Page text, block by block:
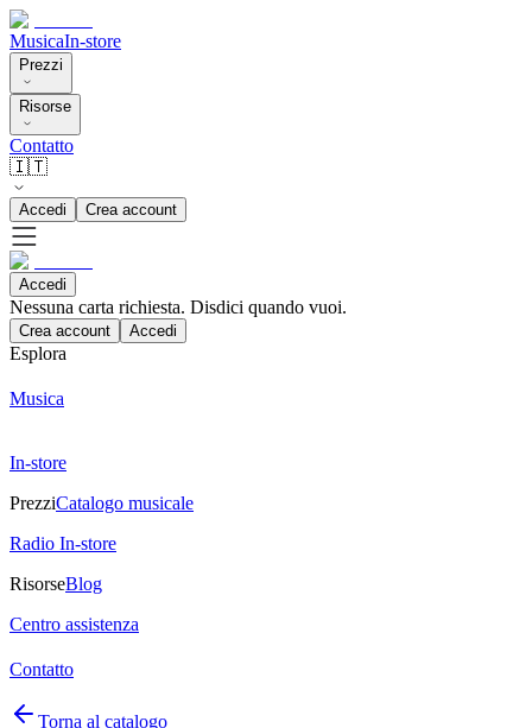
MusicaIn-store
Prezzi
Risorse
Contatto
🇮🇹
Accedi Crea account
Accedi
Nessuna carta richiesta. Disdici quando vuoi.
Crea account Accedi
Esplora
Musica
In-store
PrezziCatalogo musicale
Radio In-store
RisorseBlog
Centro assistenza
Contatto
Torna al catalogo